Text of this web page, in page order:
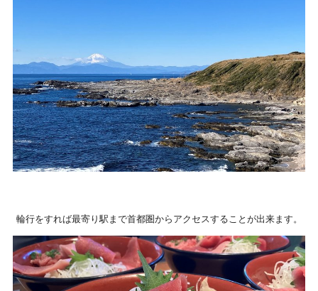
輪行をすれば最寄り駅まで首都圏からアクセスすることが出来ます。